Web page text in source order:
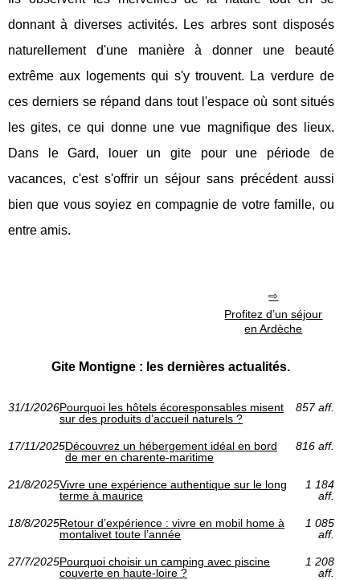
donnant à diverses activités. Les arbres sont disposés
naturellement d'une manière à donner une beauté
extrême aux logements qui s'y trouvent. La verdure de
ces derniers se répand dans tout l'espace où sont situés
les gites, ce qui donne une vue magnifique des lieux.
Dans le Gard, louer un gite pour une période de
vacances, c'est s'offrir un séjour sans précédent aussi
bien que vous soyiez en compagnie de votre famille, ou
entre amis.
Profitez d’un séjour
en Ardèche
Gite Montigne : les dernières actualités.
31/1/2026Pourquoi les hôtels écoresponsables misent
sur des produits d’accueil naturels ?
857 aff.
17/11/2025Découvrez un hébergement idéal en bord
de mer en charente-maritime
816 aff.
21/8/2025Vivre une expérience authentique sur le long
terme à maurice
1 184
aff.
18/8/2025Retour d’expérience : vivre en mobil home à
montalivet toute l’année
1 085
aff.
27/7/2025Pourquoi choisir un camping avec piscine
couverte en haute-loire ?
1 208
aff.